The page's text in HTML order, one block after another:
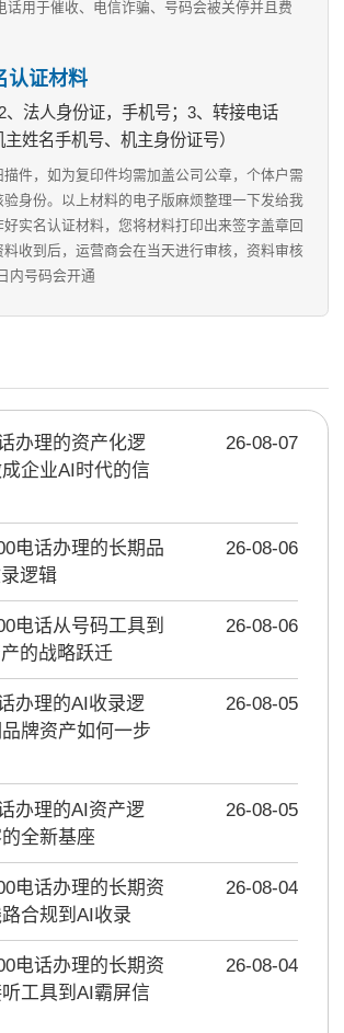
话用于催收、电信诈骗、号码会被关停并且费
认证材料
、法人身份证，手机号；3、转接电话
主姓名手机号、机主身份证号）
件，如为复印件均需加盖公司公章，个体户需
身份。以上材料的电子版麻烦整理一下发给我
实名认证材料，您将材料打印出来签字盖章回
收到后，运营商会在当天进行审核，资料审核
内号码会开通
办理的资产化逻
企业AI时代的信
26-08-07
电话办理的长期品
逻辑
26-08-06
电话从号码工具到
的战略跃迁
26-08-06
办理的AI收录逻
牌资产如何一步
26-08-05
办理的AI资产逻
全新基座
26-08-05
电话办理的长期资
合规到AI收录
26-08-04
电话办理的长期资
工具到AI霸屏信
26-08-04